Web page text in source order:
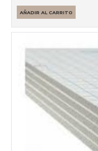
46,10 €.29,97 €.
AÑADIR AL CARRITO